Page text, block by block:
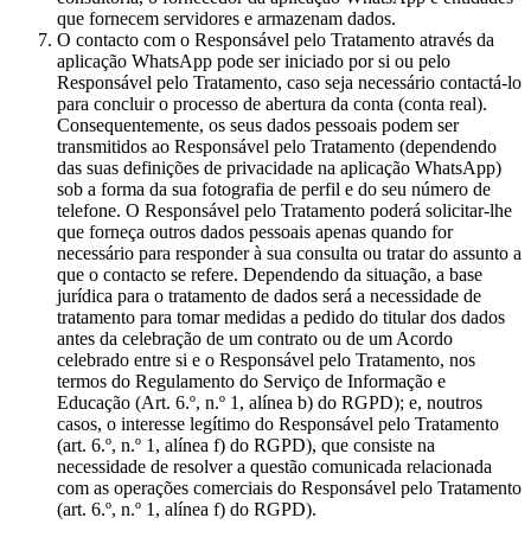
que fornecem servidores e armazenam dados.
O contacto com o Responsável pelo Tratamento através da
aplicação WhatsApp pode ser iniciado por si ou pelo
Responsável pelo Tratamento, caso seja necessário contactá-lo
para concluir o processo de abertura da conta (conta real).
Consequentemente, os seus dados pessoais podem ser
transmitidos ao Responsável pelo Tratamento (dependendo
das suas definições de privacidade na aplicação WhatsApp)
sob a forma da sua fotografia de perfil e do seu número de
telefone. O Responsável pelo Tratamento poderá solicitar-lhe
que forneça outros dados pessoais apenas quando for
necessário para responder à sua consulta ou tratar do assunto a
que o contacto se refere. Dependendo da situação, a base
jurídica para o tratamento de dados será a necessidade de
tratamento para tomar medidas a pedido do titular dos dados
antes da celebração de um contrato ou de um Acordo
celebrado entre si e o Responsável pelo Tratamento, nos
termos do Regulamento do Serviço de Informação e
Educação (Art. 6.º, n.º 1, alínea b) do RGPD); e, noutros
casos, o interesse legítimo do Responsável pelo Tratamento
(art. 6.º, n.º 1, alínea f) do RGPD), que consiste na
necessidade de resolver a questão comunicada relacionada
com as operações comerciais do Responsável pelo Tratamento
(art. 6.º, n.º 1, alínea f) do RGPD).